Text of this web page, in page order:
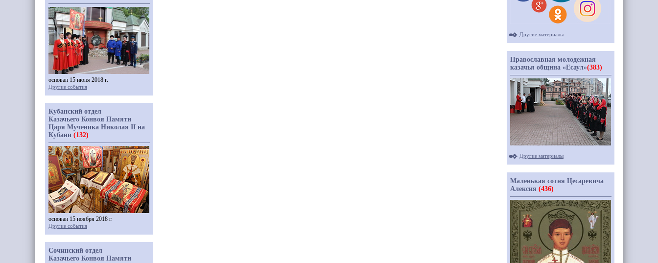
основан 15 июня 2018 г.
Другие события
Кубанский отдел
Казачьего Конвоя Памяти
Царя Мученика Николая II на
Кубани (132)
основан 15 ноября 2018 г.
Другие события
Сочинский отдел
Казачьего Конвоя Памяти
Другие материалы
Православная молодежная
казачья община «Есаул»(383)
Другие материалы
Маленькая сотня Цесаревича
Алексия (436)